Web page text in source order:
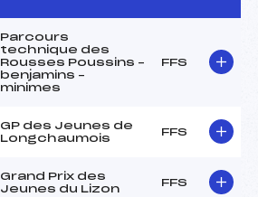
Parcours
technique des
Rousses Poussins –
benjamins –
minimes
FFS
GP des Jeunes de
Longchaumois
FFS
Grand Prix des
Jeunes du Lizon
FFS